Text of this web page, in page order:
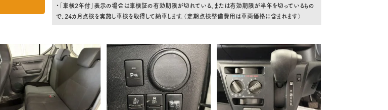
・「車検2年付」表示の場合は車検証の有効期限が切れている、または有効期限が半年を切っているもの
で、24カ月点検を実施し車検を取得して納車します。（定期点検整備費用は車両価格に含まれます）